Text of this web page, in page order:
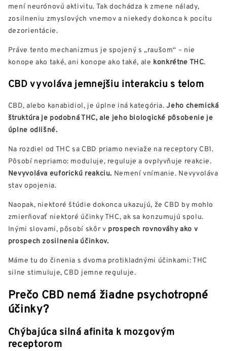
mení neurónovú aktivitu. Tak dochádza k zmene nálady,
zosilneniu zmyslových vnemov a niekedy dokonca k pocitu
dezorientácie.
Práve tento mechanizmus je spojený s „raušom“ – nie
konope ako také, ani konope ako také, ale konkrétne THC.
CBD vyvoláva jemnejšiu interakciu s telom
CBD, alebo kanabidiol, je úplne iná kategória.Jeho chemická
štruktúra je podobná THC, ale jeho biologické pôsobenie je
úplne odlišné.
Na rozdiel od THC sa CBD priamo neviaže na receptory CB1.
Pôsobí nepriamo: moduluje, reguluje a ovplyvňuje reakcie.
Nevyvoláva euforickú reakciu. Nemení vnímanie. Nevyvoláva
stav opojenia.
Naopak, niektoré štúdie dokonca ukazujú, že CBD by mohlo
zmierňovať niektoré účinky THC, ak sa konzumujú spolu.
Inými slovami, pôsobí skôr v prospech rovnováhy ako v
prospech zosilnenia účinkov.
Máme tu do činenia s dvoma protikladnými účinkami: THC
silne stimuluje, CBD jemne reguluje.
Prečo CBD nemá žiadne psychotropné
účinky?
Chýbajúca silná afinita k mozgovým
receptorom